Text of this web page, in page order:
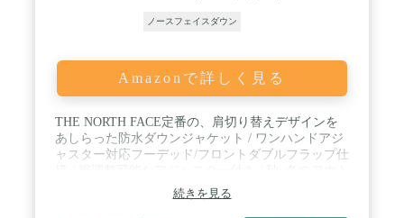
ノースフェイスダウン
Amazonで詳しく見る
THE NORTH FACE定番の、肩切り替えデザインを
あしらった防水ダウンジャケット / ワンハンドアジ
ャスター対応フーデッド/フロントダブルフラップ仕
ドアやタウンユースで活躍する1着
続きを見る